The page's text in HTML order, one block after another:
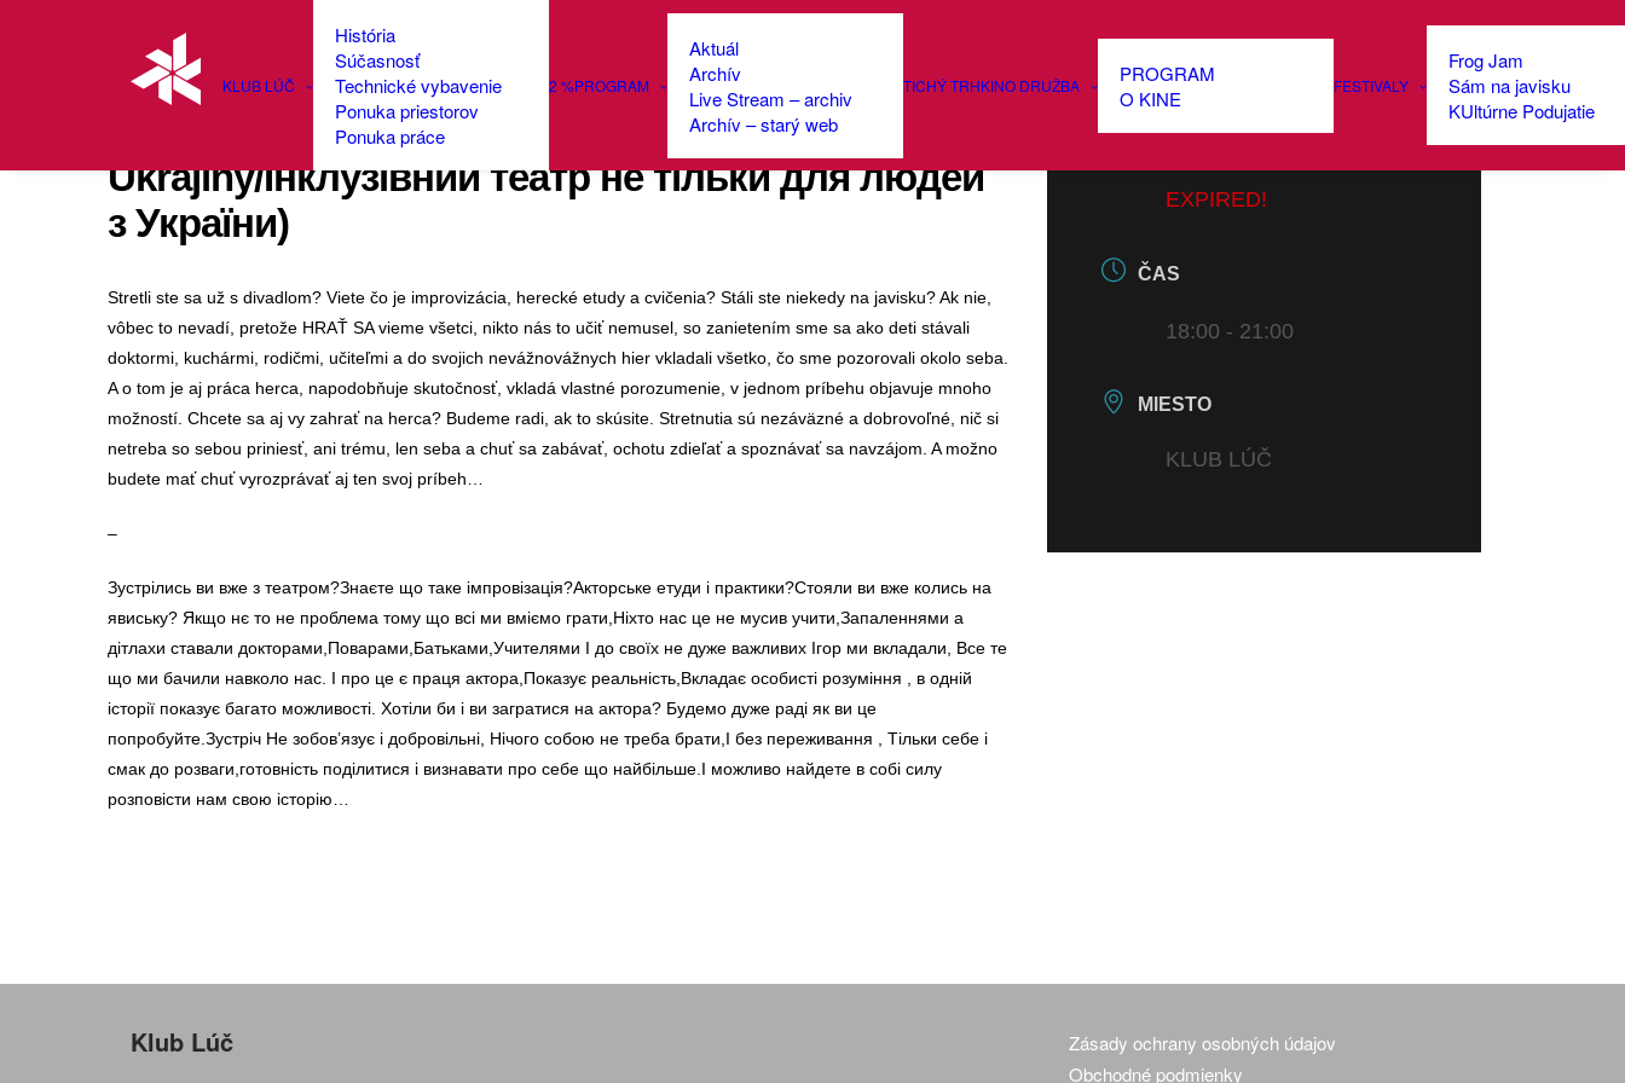
KLUB LÚČ
História
Súčasnosť
Technické vybavenie
Ponuka priestorov
Ponuka práce
2 %PROGRAM
Aktuál
Archív
Live Stream – archiv
Archív – starý web
TICHÝ TRHKINO DRUŽBA
PROGRAM
O KINE
FESTIVALY
Frog Jam
Sám na javisku
KUltúrne Podujatie
InkLúč (Inkluzívne divadlo nielen pre občanov
Ukrajiny/Інклузівний театр не тільки для людей
з України)
Stretli ste sa už s divadlom? Viete čo je improvizácia, herecké etudy a cvičenia? Stáli ste niekedy na javisku? Ak nie,
vôbec to nevadí, pretože HRAŤ SA vieme všetci, nikto nás to učiť nemusel, so zanietením sme sa ako deti stávali
doktormi, kuchármi, rodičmi, učiteľmi a do svojich nevážnovážnych hier vkladali všetko, čo sme pozorovali okolo seba.
A o tom je aj práca herca, napodobňuje skutočnosť, vkladá vlastné porozumenie, v jednom príbehu objavuje mnoho
možností. Chcete sa aj vy zahrať na herca? Budeme radi, ak to skúsite. Stretnutia sú nezáväzné a dobrovoľné, nič si
netreba so sebou priniesť, ani trému, len seba a chuť sa zabávať, ochotu zdieľať a spoznávať sa navzájom. A možno
budete mať chuť vyrozprávať aj ten svoj príbeh…
–
Зустрілись ви вже з театром?Знаєте що таке імпровізація?Акторське етуди і практики?Стояли ви вже колись на
явиську? Якщо нє то не проблема тому що всі ми вміємо грати,Ніхто нас це не мусив учити,Запаленнями а
дітлахи ставали докторами,Поварами,Батьками,Учителями І до своїх не дуже важливих Ігор ми вкладали, Все те
що ми бачили навколо нас. І про це є праця актора,Показує реальність,Вкладає особисті розуміння , в одній
історії показує багато можливості. Хотіли би і ви загратися на актора? Будемо дуже раді як ви це
попробуйте.Зустріч Не зобов’язує і добровільні, Нічого собою не треба брати,І без переживання , Тільки себе і
смак до розваги,готовність поділитися і визнавати про себе що найбільше.І можливо найдете в собі силу
розповісти нам свою історію…
DÁTUM
08 NOV 2022
EXPIRED!
ČAS
18:00 - 21:00
MIESTO
KLUB LÚČ
Klub Lúč
Zásady ochrany osobných údajov
Obchodné podmienky